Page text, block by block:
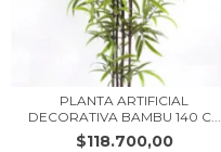
PLANTA ARTIFICIAL
DECORATIVA BAMBU 140 C...
$118.700,00